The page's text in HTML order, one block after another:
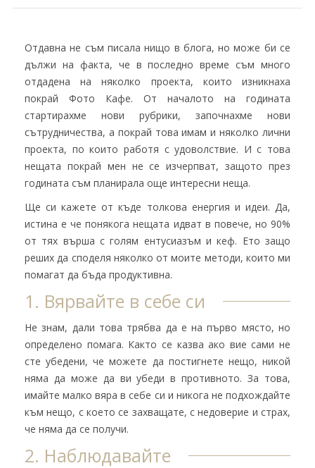
Отдавна не съм писала нищо в блога, но може би се
дължи на факта, че в последно време съм много
отдадена на няколко проекта, които изникнаха
покрай Фото Кафе. От началото на годината
стартирахме нови рубрики, започнахме нови
сътрудничества, а покрай това имам и няколко лични
проекта, по които работя с удоволствие. И с това
нещата покрай мен не се изчерпват, защото през
годината съм планирала още интересни неща.
Ще си кажете от къде толкова енергия и идеи. Да,
истина е че понякога нещата идват в повече, но 90%
от тях върша с голям ентусиазъм и кеф. Ето защо
реших да споделя няколко от моите методи, които ми
помагат да бъда продуктивна.
1. Вярвайте в себе си
Не знам, дали това трябва да е на първо място, но
определено помага. Както се казва ако вие сами не
сте убедени, че можете да постигнете нещо, никой
няма да може да ви убеди в противното. За това,
имайте малко вяра в себе си и никога не подхождайте
към нещо, с което се захващате, с недоверие и страх,
че няма да се получи.
2. Наблюдавайте